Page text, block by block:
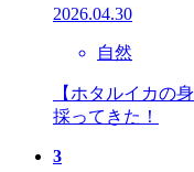
2026.04.30
自然
【ホタルイカの
採ってきた！
3